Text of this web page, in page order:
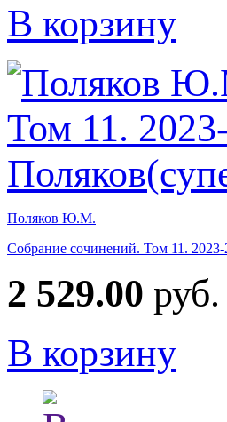
В корзину
Поляков Ю.М.
Собрание сочинений. Том 11.
2 529.00 руб.
В корзину